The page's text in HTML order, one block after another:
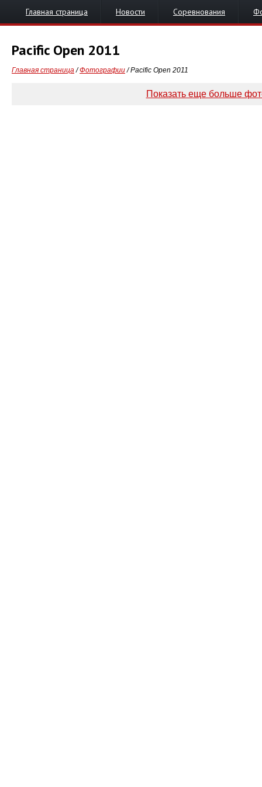
Главная страница Новости Соревнования
Pacific Open 2011
Главная страница/Фотографии/ Pacific Open 2011
Показать еще больше